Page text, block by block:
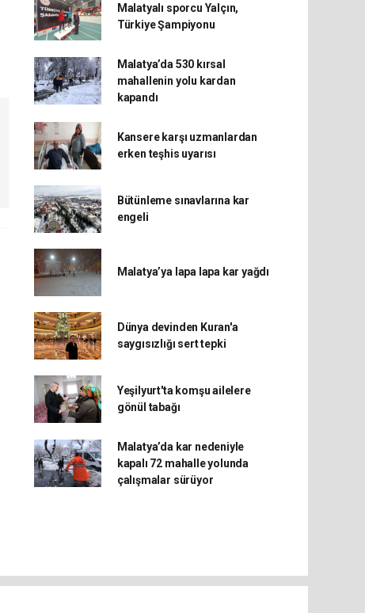
Malatyalı sporcu Yalçın,
Türkiye Şampiyonu
Malatya’da 530 kırsal
mahallenin yolu kardan
kapandı
Kansere karşı uzmanlardan
erken teşhis uyarısı
Bütünleme sınavlarına kar
engeli
Malatya’ya lapa lapa kar yağdı
Dünya devinden Kuran'a
saygısızlığı sert tepki
Yeşilyurt'ta komşu ailelere
gönül tabağı
Malatya’da kar nedeniyle
kapalı 72 mahalle yolunda
çalışmalar sürüyor